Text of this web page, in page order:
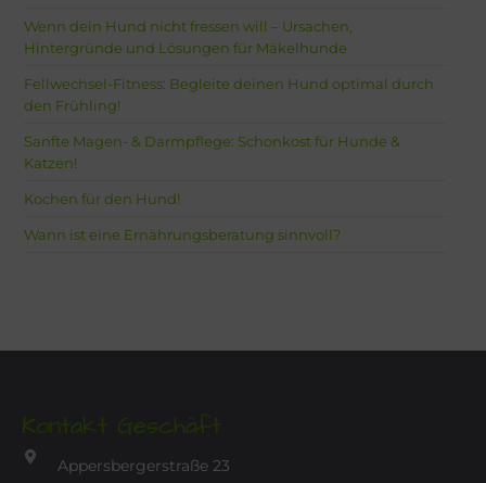
Wenn dein Hund nicht fressen will – Ursachen,
Hintergründe und Lösungen für Mäkelhunde
Fellwechsel-Fitness: Begleite deinen Hund optimal durch
den Frühling!
Sanfte Magen- & Darmpflege: Schonkost für Hunde &
Katzen!
Kochen für den Hund!
Wann ist eine Ernährungsberatung sinnvoll?
Kontakt Geschäft
Appersbergerstraße 23